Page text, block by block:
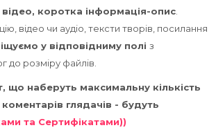
коротка інформація-опис
відео чи аудіо, тексти творів, посилання
у відповідниму полі з
до розміру файлів.
що наберуть максимальну кількість
коментарів глядачів - будуть
та Сертифікатами))